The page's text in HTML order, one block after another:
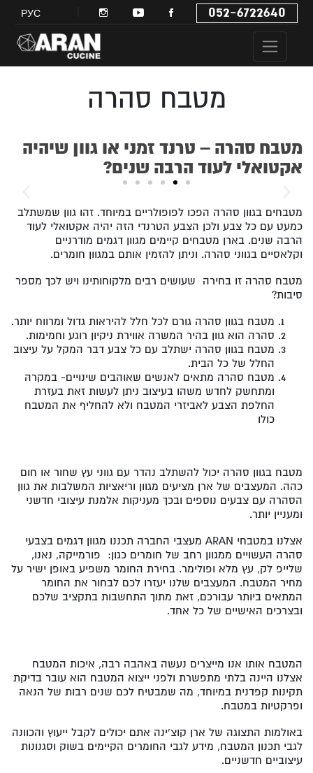
РУС 052-6722640
מטבח סהרה
מטבח סהרה – טרנד זמני או גוון שיהיה
אקטואלי לעוד הרבה שנים?
מטבחים בגוון סהרה הפכו לפופולריים במיוחד. זהו גוון שמשתלב
כמעט עם כל צבע ולכן הצבע הטרנדי הזה יהיה אקטואלי לעוד
הרבה שנים. בארן מטבחים קיימים מגוון דגמים מודרניים
וקלאסיים בגווני סהרה. וניתן להזמין אותם במגוון חומרים.
מטבח סהרה זו בחירה שעושים רבים מלקוחותינו ויש לכך מספר
סיבות?
מטבח בגוון סהרה גורם לכל חלל להיראות גדול ומרווח יותר.
סהרה הוא גוון בהיר המשרה אווירת ניקיון רוגע וחמימות.
מטבח בגוון סהרה ישתלב עם כל צבע דבר המקל על עיצוב
החלל של כל הבית.
מטבח סהרה מתאים לאנשים שאוהבים שינויים- במקרה
ומתחשק לחדש משהו בעיצוב ניתן לעשות זאת בעזרת
החלפת הצבע לאביזרי המטבח ולא להחליף את המטבח
כולו
מטבח בגוון סהרה יכול להשתלב נהדר עם גווני עץ שחור או חום
כהה. המעצבים של ארן מציעים מגוון וריאציות המשלבות את גוון
הסהרה עם צבעים נוספים ובכך מעניקות אלמנת עיצובי חדשני
ומעניין יותר.
אצלנו במטבחי ARAN מעצבי החברה תכננו מגוון דגמים בצבעי
סהרה העשויים ממגוון רחב של חומרים כגון: פורמייקה, נאנו,
שלייפ לק, עץ מלא ופולימר. בחירת החומר משפיע באופן ישיר על
מחיר המטבח. המעצבים שלנו יעזרו לכם לבחור את החומר
המתאים ביותר עבורכם, זאת מתוך התחשבות בתקציב שלכם
ובצרכים האישיים של כל אחד.
המטבח אותו אנו מייצרים נעשה באהבה רבה, איכות המטבח
אצלנו היינה בלתי מתפשרת ולפני ייצוא המטבח הוא עובר בדיקת
תקינות קפדנית במיוחד, מה שמבטיח לכם שנים רבות של הנאה
ופרקטיות במטבח.
באולמות התצוגה של ארן קוצ'ינה אתם יכולים לקבל ייעוץ והכוונה
לגבי תכנון המטבח, מידע לגבי החומרים הקיימים בשוק וסגנונות
עיצוביים חדשניים.